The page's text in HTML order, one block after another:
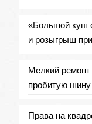
«Большой куш
и розыгрыш
Мелкий ремонт
пробитую шину
Права на